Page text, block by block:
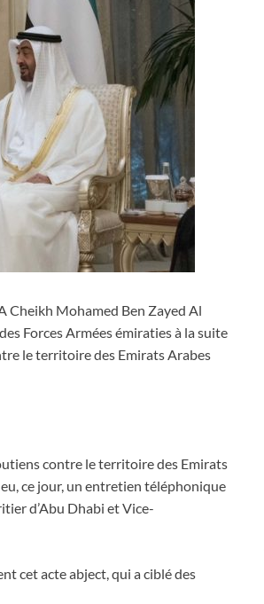
Cheikh Mohamed Ben Zayed Al
Forces Armées émiraties à la suite
le territoire des Emirats Arabes
contre le territoire des Emirats
ce jour, un entretien téléphonique
d’Abu Dhabi et Vice-
cet acte abject, qui a ciblé des